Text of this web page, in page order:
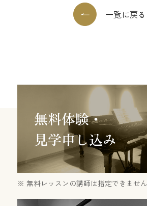
一覧に戻る
無料レッスンの講師は指定できません